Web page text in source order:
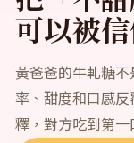
可以被
黃爸爸的牛軋糖
率、甜度和口感
釋，對方吃到第一